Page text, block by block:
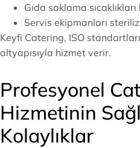
Gıda saklama
Servis ekipmanları
Keyfi Catering, ISO
altyapısıyla hizmet verir.
Profesyonel
Hizmetinin
Kolaylıklar